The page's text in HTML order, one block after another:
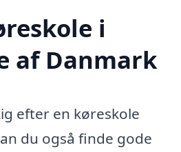
i
af Danmark
efter en køreskole
du også finde gode